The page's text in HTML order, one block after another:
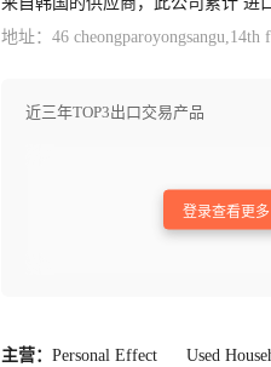
地址：46 cheongparoyongsangu,14th
近三年TOP3出口交易产品
登录查看更多
主营： Personal Effect Used